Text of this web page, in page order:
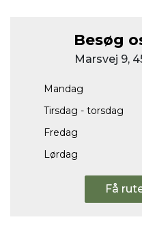
Besøg
Marsvej 9,
Mandag
Tirsdag - torsdag
Fredag
Lørdag
Få